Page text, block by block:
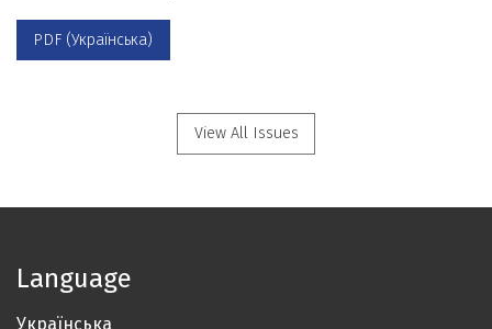
PDF (Українська)
View All Issues
Language
Українська